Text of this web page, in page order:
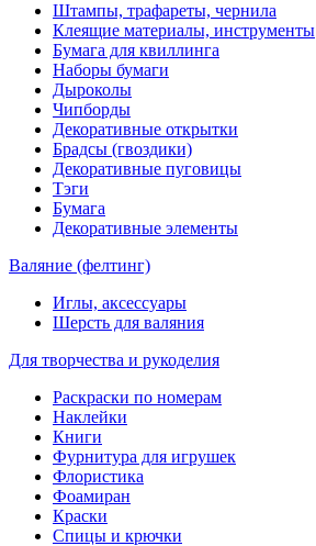
Штампы, трафареты, чернила
Клеящие материалы, инструменты
Бумага для квиллинга
Наборы бумаги
Дыроколы
Чипборды
Декоративные открытки
Брадсы (гвоздики)
Декоративные пуговицы
Тэги
Бумага
Декоративные элементы
Валяние (фелтинг)
Иглы, аксессуары
Шерсть для валяния
Для творчества и рукоделия
Раскраски по номерам
Наклейки
Книги
Фурнитура для игрушек
Флористика
Фоамиран
Краски
Спицы и крючки